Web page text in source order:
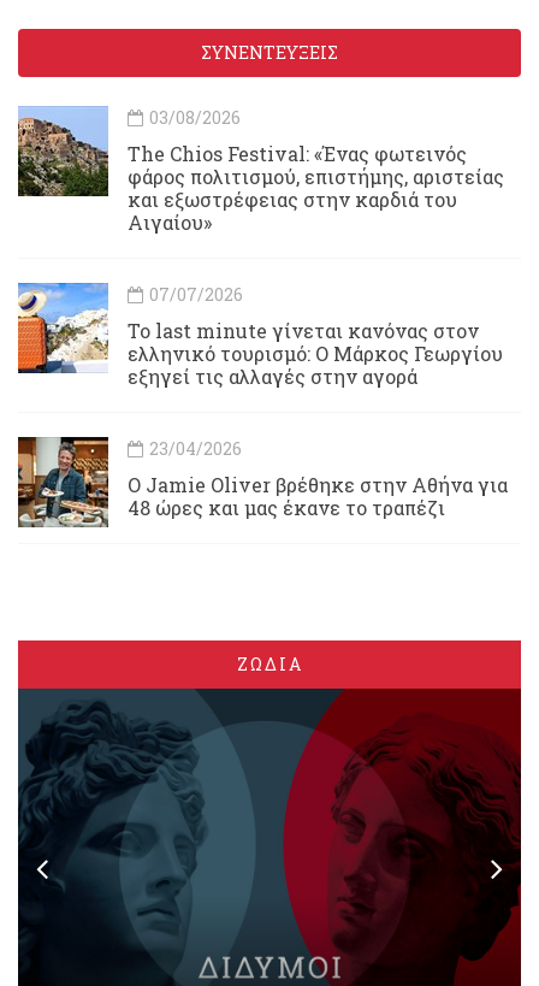
ΣΥΝΕΝΤΕΥΞΕΙΣ
03/08/2026
Τhe Chios Festival: «Ένας φωτεινός
φάρος πολιτισμού, επιστήμης, αριστείας
και εξωστρέφειας στην καρδιά του
Αιγαίου»
07/07/2026
Το last minute γίνεται κανόνας στον
ελληνικό τουρισμό: Ο Μάρκος Γεωργίου
εξηγεί τις αλλαγές στην αγορά
23/04/2026
Ο Jamie Oliver βρέθηκε στην Αθήνα για
48 ώρες και μας έκανε το τραπέζι
ΖΩΔΙΑ